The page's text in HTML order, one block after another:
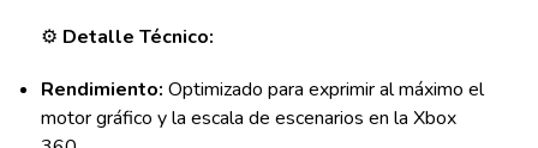
⚙️ Detalle Técnico:
Rendimiento: Optimizado para exprimir al máximo el
motor gráfico y la escala de escenarios en la Xbox